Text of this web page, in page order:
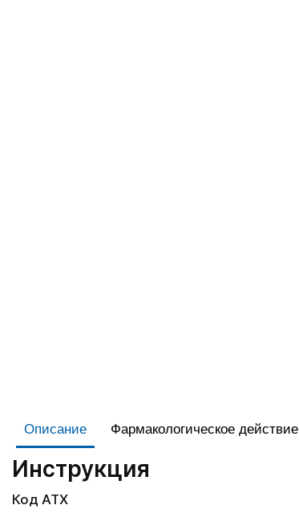
Описание Фармакологическое действие
Инструкция
Код АТХ